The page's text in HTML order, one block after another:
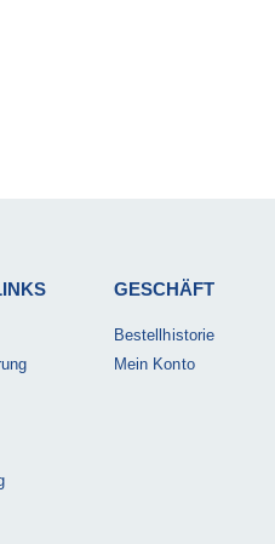
GESCHÄFT
Bestellhistorie
Mein Konto